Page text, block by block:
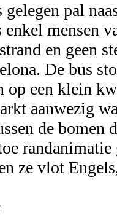
pal
enkel mensen
en geen
De bus
op een klein
aanwezig
de bomen
ze vlot